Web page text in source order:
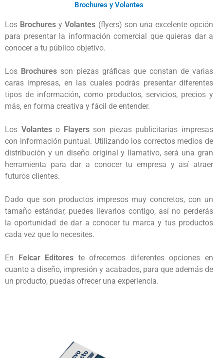
Brochures y Volantes
Los Brochures y Volantes (flyers) son una excelente opción
para presentar la información comercial que quieras dar a
conocer a tu público objetivo.
Los Brochures son piezas gráficas que constan de varias
caras impresas, en las cuales podrás presentar diferentes
tipos de información, como productos, servicios, precios y
más, en forma creativa y fácil de entender.
Los Volantes o Flayers son piezas publicitarias impresas
con información puntual. Utilizando los correctos medios de
distribución y un diseño original y llamativo, será una gran
herramienta para dar a conocer tu empresa y así atraer
futuros clientes.
Dado que son productos impresos muy concretos, con un
tamaño estándar, puedes llevarlos contigo, así no perderás
la oportunidad de dar a conocer tu marca y tus productos
cada vez que lo necesites.
En Felcar Editores te ofrecemos diferentes opciones en
cuanto a diseño, impresión y acabados, para que además de